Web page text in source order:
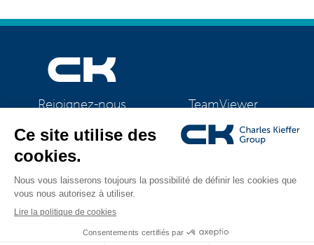
Rejoignez-nous TeamViewer
CK Support Mac / PC
©2026 CK Group
Tous droits réservés|Mentions légales
Politique de cookies|Gestion des cookies